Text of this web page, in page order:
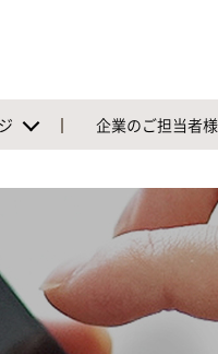
企業のご担当者様